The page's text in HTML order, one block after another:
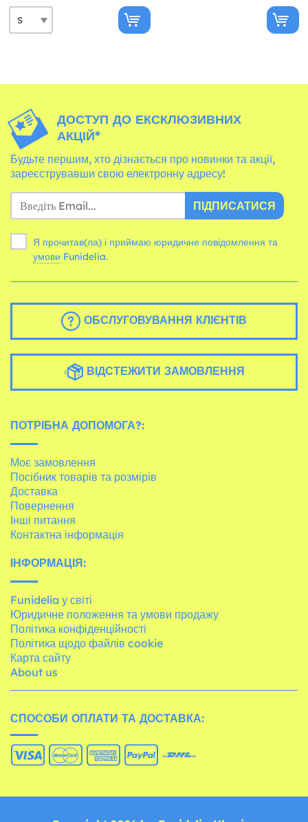
ДОСТУП ДО ЕКСКЛЮЗИВНИХ
АКЦІЙ*
Будьте першим, хто дізнається про новинки та акції,
зареєструвавши свою електронну адресу!
ПІДПИСАТИСЯ
Я прочитав(ла) і приймаю юридичне повідомлення та
умови Funidelia.
ОБСЛУГОВУВАННЯ КЛІЄНТІВ
ВІДСТЕЖИТИ ЗАМОВЛЕННЯ
ПОТРІБНА ДОПОМОГА?:
Моє замовлення
Посібник товарів та розмірів
Доставка
Повернення
Інші питання
Контактна інформація
ІНФОРМАЦІЯ:
Funidelia у світі
Юридичне положення та умови продажу
Політика конфіденційності
Політика щодо файлів cookie
Карта сайту
About us
СПОСОБИ ОПЛАТИ ТА ДОСТАВКА: